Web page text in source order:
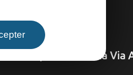
fréquentes sur la Via